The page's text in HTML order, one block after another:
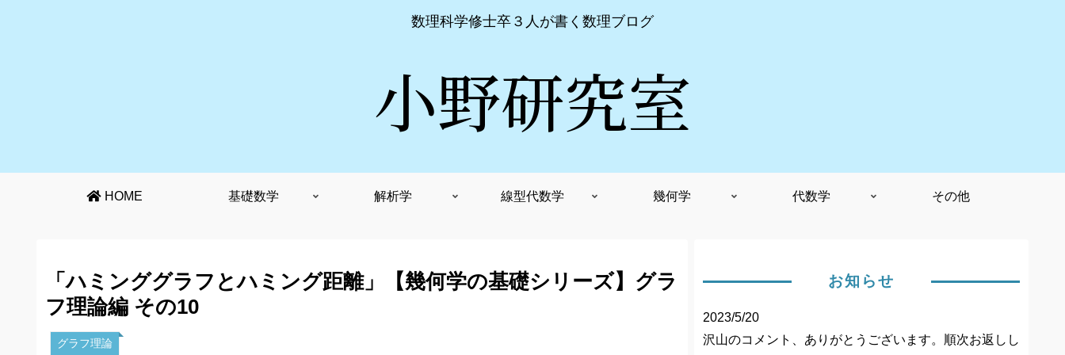
数理科学修士卒３人が書く数理ブログ
小野研究室
HOME 基礎数学 解析学 線型代数学 幾何学 代数学 その他
「ハミンググラフとハミング距離」【幾何学の基礎シリーズ】グラ
フ理論編 その10
グラフ理論
お知らせ
2023/5/20
沢山のコメント、ありがとうございます。順次お返しし